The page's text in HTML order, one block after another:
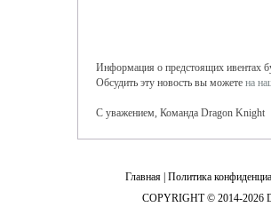
Информация о предстоящих ивентах
Обсудить эту новость вы можете на
С уважением, Команда Dragon Knight
Главная Политика
COPYRIGHT © 2014-2026